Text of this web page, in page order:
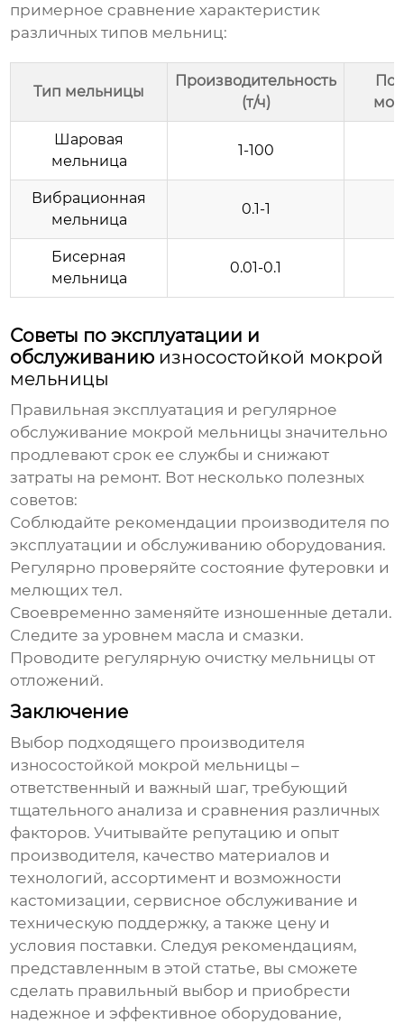
примерное сравнение характеристик
различных типов мельниц:
Тип мельницы
Производительность
(т/ч)
Шаровая
мельница
1-100
Вибрационная
мельница
0.1-1
Бисерная
мельница
0.01-0.1
Советы по эксплуатации и
обслуживанию износостойкой мокрой
мельницы
Правильная эксплуатация и регулярное
обслуживание мокрой мельницы значительно
продлевают срок ее службы и снижают
затраты на ремонт. Вот несколько полезных
советов:
Соблюдайте рекомендации производителя по
эксплуатации и обслуживанию оборудования.
Регулярно проверяйте состояние футеровки и
мелющих тел.
Своевременно заменяйте изношенные детали.
Следите за уровнем масла и смазки.
Проводите регулярную очистку мельницы от
отложений.
Заключение
Выбор подходящего производителя
износостойкой мокрой мельницы –
ответственный и важный шаг, требующий
тщательного анализа и сравнения различных
факторов. Учитывайте репутацию и опыт
производителя, качество материалов и
технологий, ассортимент и возможности
кастомизации, сервисное обслуживание и
техническую поддержку, а также цену и
условия поставки. Следуя рекомендациям,
представленным в этой статье, вы сможете
сделать правильный выбор и приобрести
надежное и эффективное оборудование,